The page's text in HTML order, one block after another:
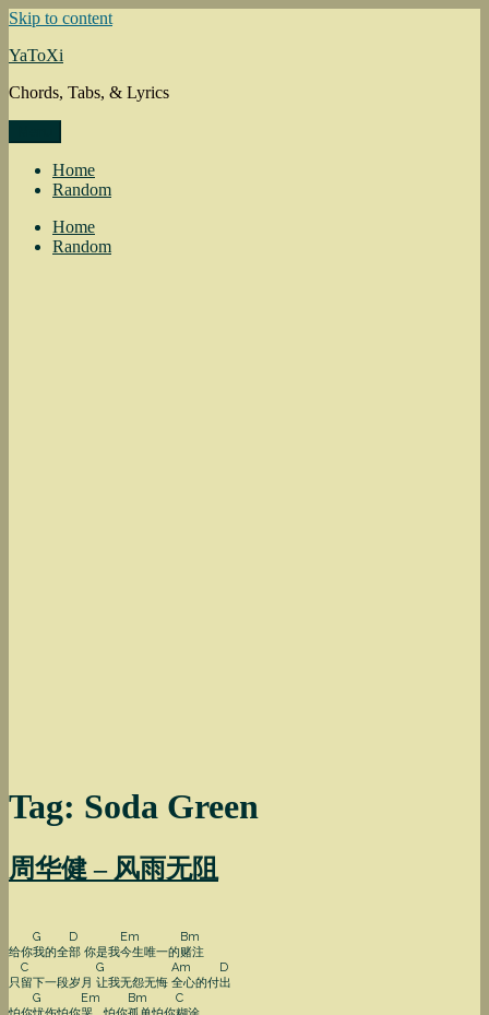
Skip to content
YaToXi
Chords, Tabs, & Lyrics
Home
Random
Home
Random
Tag: Soda Green
周华健 – 风雨无阻
G D Em
Bm
给你我的全部 你是我今生唯一的赌注
C
G Am
D
只留下一段岁月 让我无怨无悔 全心的付出
G
Em Bm
C